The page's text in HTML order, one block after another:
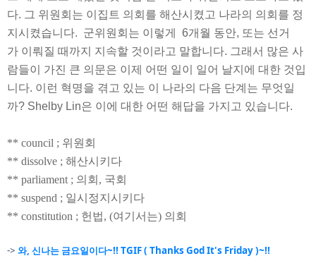
다. 그 위원회는 이집트 의회를 해산시켰고 나라의 의회를 정
지시켰습니다. 군위원회는 이렇게 6개월 동안, 또는 선거
가 이뤄질 때까지 지속할 것이라고 말합니다. 그래서 많은 사
람들이
가진 큰 의문은 이제 어떤 일이 일어 날지에 대한 것입
니다. 이런 혁명을 겪고 있는 이 나라의 다음 단계는 무엇일
까? Shelby Lin은 이에 대한 어떤 해답을 가지고 있습니다.
** council ; 위원회
** dissolve ; 해산시키다
** parliament ; 의회, 국회
** suspend ; 일시정지시키다
** constitution ; 헌법, (여기서는) 의회
-> 와, 신나는 금요일이다~!! TGIF ( Thanks God It's Friday )~!!